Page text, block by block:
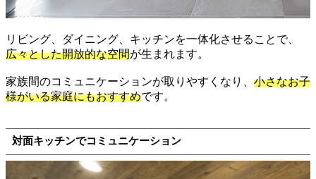
リビング、ダイニング、キッチンを一体化させることで、
広々とした開放的な空間が生まれます。
家族間のコミュニケーションが取りやすくなり、 小さなお子
様がいる家庭にもおすすめです。
対面キッチンでコミュニケーション